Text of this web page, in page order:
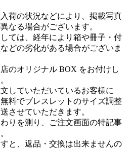
荷の状況などにより、掲載写真
なる場合がございます。
ては、経年により箱や冊子・付
どの劣化がある場合がございま
のオリジナル BOX をお付けし
していただいているお客様に
料でブレスレットのサイズ調整
させていただきます。
りを測り、ご注文画面の特記事
と、返品・交換は出来ませんの